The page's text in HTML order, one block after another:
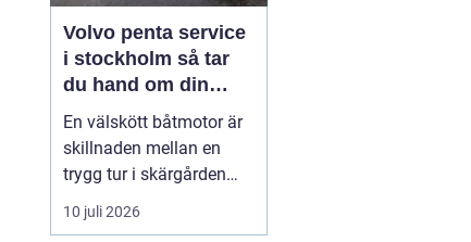
Volvo penta service
i stockholm så tar
du hand om din
båtmotor på rätt sätt
En välskött båtmotor är
skillnaden mellan en
trygg tur i skärgården
och en sommar fylld av
ofrivilliga stopp. Många
10 juli 2026